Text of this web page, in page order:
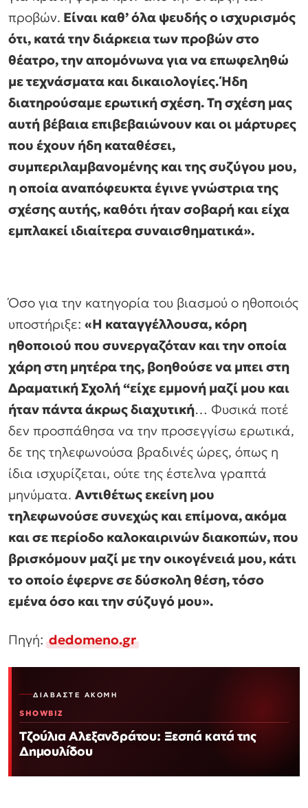
προβών. Είναι καθ’ όλα ψευδής ο ισχυρισμός
ότι, κατά την διάρκεια των προβών στο
θέατρο, την απομόνωνα για να επωφεληθώ
με τεχνάσματα και δικαιολογίες. Ήδη
διατηρούσαμε ερωτική σχέση. Τη σχέση μας
αυτή βέβαια επιβεβαιώνουν και οι μάρτυρες
που έχουν ήδη καταθέσει,
συμπεριλαμβανομένης και της συζύγου μου,
η οποία αναπόφευκτα έγινε γνώστρια της
σχέσης αυτής, καθότι ήταν σοβαρή και είχα
εμπλακεί ιδιαίτερα συναισθηματικά».
Όσο για την κατηγορία του βιασμού ο ηθοποιός
υποστήριξε: «Η καταγγέλλουσα, κόρη
ηθοποιού που συνεργαζόταν και την οποία
χάρη στη μητέρα της, βοηθούσε να μπει στη
Δραματική Σχολή “είχε εμμονή μαζί μου και
ήταν πάντα άκρως διαχυτική… Φυσικά ποτέ
δεν προσπάθησα να την προσεγγίσω ερωτικά,
δε της τηλεφωνούσα βραδινές ώρες, όπως η
ίδια ισχυρίζεται, ούτε της έστελνα γραπτά
μηνύματα. Αντιθέτως εκείνη μου
τηλεφωνούσε συνεχώς και επίμονα, ακόμα
και σε περίοδο καλοκαιρινών διακοπών, που
βρισκόμουν μαζί με την οικογένειά μου, κάτι
το οποίο έφερνε σε δύσκολη θέση, τόσο
εμένα όσο και την σύζυγό μου».
Πηγή:dedomeno.gr
ΔΙΑΒΆΣΤΕ ΑΚΌΜΗ
SHOWBIZ
Τζούλια Αλεξανδράτου: Ξεσπά κατά της
Δημουλίδου